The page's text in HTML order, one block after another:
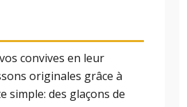
convives en leur
originales grâce à
simple: des glaçons de